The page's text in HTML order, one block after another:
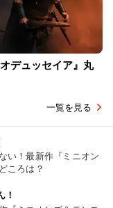
デュッセイア』丸
一覧を見る
い！最新作『ミニオン
ころは？
！